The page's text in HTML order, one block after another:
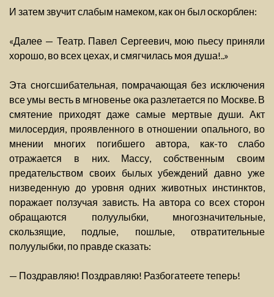
И затем звучит слабым намеком, как он был оскорблен:
«Далее — Театр. Павел Сергеевич, мою пьесу приняли
хорошо, во всех цехах, и смягчилась моя душа!..»
Эта сногсшибательная, помрачающая без исключения
все умы весть в мгновенье ока разлетается по Москве. В
смятение приходят даже самые мертвые души. Акт
милосердия, проявленного в отношении опального, во
мнении многих погибшего автора, как-то слабо
отражается в них. Массу, собственным своим
предательством своих былых убеждений давно уже
низведенную до уровня одних животных инстинктов,
поражает ползучая зависть. На автора со всех сторон
обращаются полуулыбки, многозначительные,
скользящие, подлые, пошлые, отвратительные
полуулыбки, по правде сказать:
— Поздравляю! Поздравляю! Разбогатеете теперь!